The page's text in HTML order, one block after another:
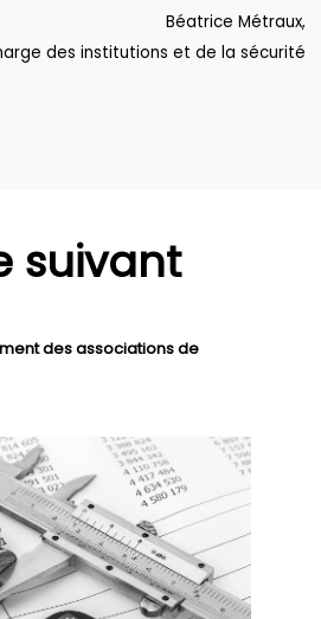
Béatrice Métraux,
des institutions et de la sécurité
suivant
des associations de